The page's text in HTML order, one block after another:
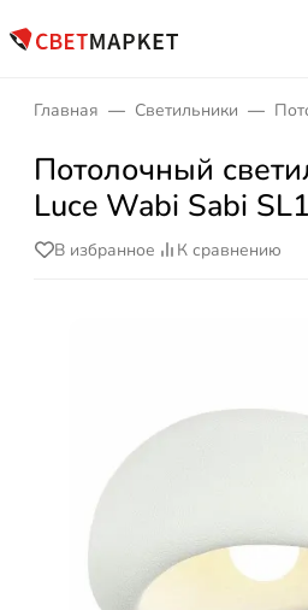
Главная Светильники
Потолочный
Luce Wabi Sabi
В избранное К сравнению